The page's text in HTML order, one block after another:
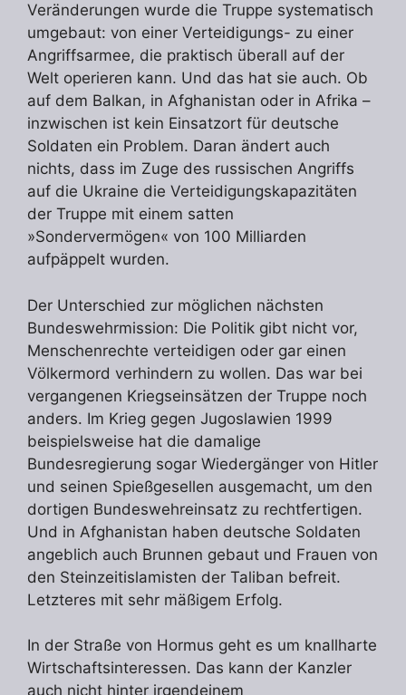
Veränderungen wurde die Truppe systematisch
umgebaut: von einer Verteidigungs- zu einer
Angriffsarmee, die praktisch überall auf der
Welt operieren kann. Und das hat sie auch. Ob
auf dem Balkan, in Afghanistan oder in Afrika –
inzwischen ist kein Einsatzort für deutsche
Soldaten ein Problem. Daran ändert auch
nichts, dass im Zuge des russischen Angriffs
auf die Ukraine die Verteidigungskapazitäten
der Truppe mit einem satten
»Sondervermögen« von 100 Milliarden
aufpäppelt wurden.
Der Unterschied zur möglichen nächsten
Bundeswehrmission: Die Politik gibt nicht vor,
Menschenrechte verteidigen oder gar einen
Völkermord verhindern zu wollen. Das war bei
vergangenen Kriegseinsätzen der Truppe noch
anders. Im Krieg gegen Jugoslawien 1999
beispielsweise hat die damalige
Bundesregierung sogar Wiedergänger von Hitler
und seinen Spießgesellen ausgemacht, um den
dortigen Bundeswehreinsatz zu rechtfertigen.
Und in Afghanistan haben deutsche Soldaten
angeblich auch Brunnen gebaut und Frauen von
den Steinzeitislamisten der Taliban befreit.
Letzteres mit sehr mäßigem Erfolg.
In der Straße von Hormus geht es um knallharte
Wirtschaftsinteressen. Das kann der Kanzler
auch nicht hinter irgendeinem